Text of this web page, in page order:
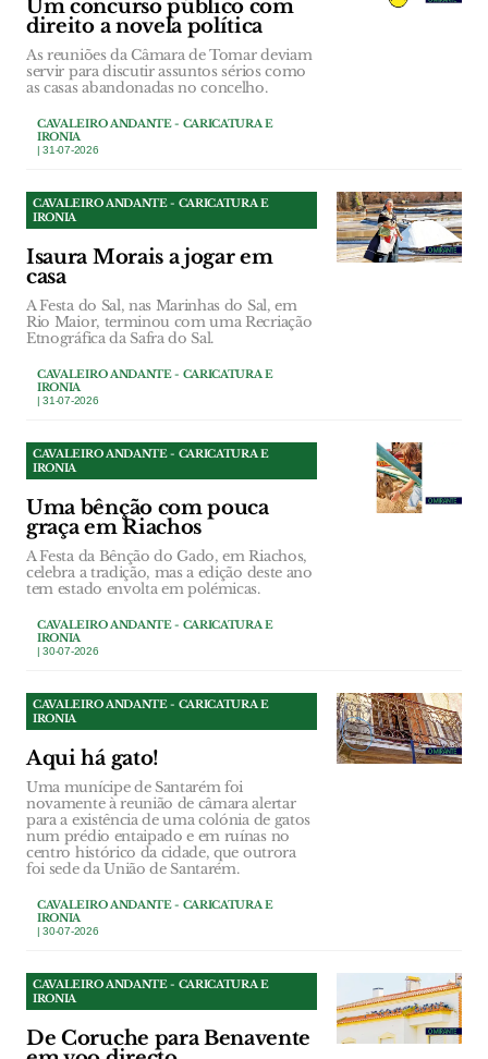
Um concurso público com
direito a novela política
As reuniões da Câmara de Tomar deviam
servir para discutir assuntos sérios como
as casas abandonadas no concelho.
CAVALEIRO ANDANTE - CARICATURA E
IRONIA
| 31-07-2026
CAVALEIRO ANDANTE - CARICATURA E
IRONIA
Isaura Morais a jogar em
casa
A Festa do Sal, nas Marinhas do Sal, em
Rio Maior, terminou com uma Recriação
Etnográfica da Safra do Sal.
CAVALEIRO ANDANTE - CARICATURA E
IRONIA
| 31-07-2026
CAVALEIRO ANDANTE - CARICATURA E
IRONIA
Uma bênção com pouca
graça em Riachos
A Festa da Bênção do Gado, em Riachos,
celebra a tradição, mas a edição deste ano
tem estado envolta em polémicas.
CAVALEIRO ANDANTE - CARICATURA E
IRONIA
| 30-07-2026
CAVALEIRO ANDANTE - CARICATURA E
IRONIA
Aqui há gato!
Uma munícipe de Santarém foi
novamente à reunião de câmara alertar
para a existência de uma colónia de gatos
num prédio entaipado e em ruínas no
centro histórico da cidade, que outrora
foi sede da União de Santarém.
CAVALEIRO ANDANTE - CARICATURA E
IRONIA
| 30-07-2026
CAVALEIRO ANDANTE - CARICATURA E
IRONIA
De Coruche para Benavente